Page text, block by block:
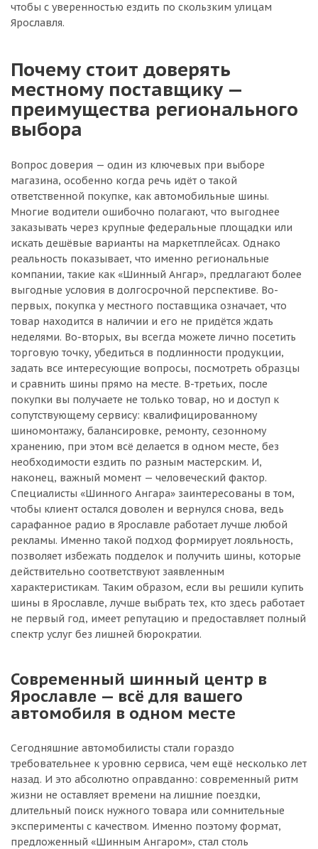
чтобы с уверенностью ездить по скользким улицам
Ярославля.
Почему стоит доверять
местному поставщику —
преимущества регионального
выбора
Вопрос доверия — один из ключевых при выборе
магазина, особенно когда речь идёт о такой
ответственной покупке, как автомобильные шины.
Многие водители ошибочно полагают, что выгоднее
заказывать через крупные федеральные площадки или
искать дешёвые варианты на маркетплейсах. Однако
реальность показывает, что именно региональные
компании, такие как «Шинный Ангар», предлагают более
выгодные условия в долгосрочной перспективе. Во-
первых, покупка у местного поставщика означает, что
товар находится в наличии и его не придётся ждать
неделями. Во-вторых, вы всегда можете лично посетить
торговую точку, убедиться в подлинности продукции,
задать все интересующие вопросы, посмотреть образцы
и сравнить шины прямо на месте. В-третьих, после
покупки вы получаете не только товар, но и доступ к
сопутствующему сервису: квалифицированному
шиномонтажу, балансировке, ремонту, сезонному
хранению, при этом всё делается в одном месте, без
необходимости ездить по разным мастерским. И,
наконец, важный момент — человеческий фактор.
Специалисты «Шинного Ангара» заинтересованы в том,
чтобы клиент остался доволен и вернулся снова, ведь
сарафанное радио в Ярославле работает лучше любой
рекламы. Именно такой подход формирует лояльность,
позволяет избежать подделок и получить шины, которые
действительно соответствуют заявленным
характеристикам. Таким образом, если вы решили купить
шины в Ярославле, лучше выбрать тех, кто здесь работает
не первый год, имеет репутацию и предоставляет полный
спектр услуг без лишней бюрократии.
Современный шинный центр в
Ярославле — всё для вашего
автомобиля в одном месте
Сегодняшние автомобилисты стали гораздо
требовательнее к уровню сервиса, чем ещё несколько лет
назад. И это абсолютно оправданно: современный ритм
жизни не оставляет времени на лишние поездки,
длительный поиск нужного товара или сомнительные
эксперименты с качеством. Именно поэтому формат,
предложенный «Шинным Ангаром», стал столь